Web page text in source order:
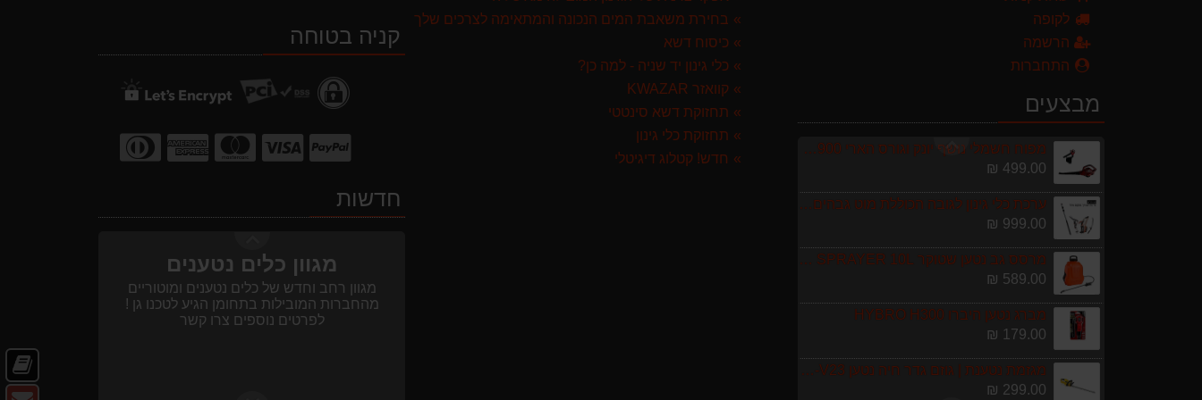
לקופה
הרשמה
התחברות
מבצעים119.00 ₪
מפוח חשמלי נושף יונק וגורס הארי HARRY LSN 2900
499.00 ₪
ערכת כלי גינון לגובה הכוללת מוט גבהים טלסקופי 5 מטר, מסור, תוכי ומספרי גבהים גדר חי גרלנד GARLAND באנדל האדסון
999.00 ₪
מרסס גב נטען שטוקר STOCKER BACKPACK SPRAYER 10L איטליה
589.00 ₪
מברג נטען היברו HYBRO H300
179.00 ₪
מגזמת נטענת | גוזם גדר חיה נטען GARLAND SET KEEPER 20V 252-V23 גוף בלבד
299.00 ₪
בחירת משאבת המים הנכונה והמתאימה לצרכים שלך
כיסוח דשא
כלי גינון יד שניה - למה כן?
קוואזר KWAZAR
תחזוקת דשא סינטטי
תחזוקת כלי גינון
חדש! קטלוג דיגיטלי
Waze
facebookקניה בטוחה
חדשות
בקטגוריות המבצעים באופן יומי
מגוון רחב וחדש של כלים נטענים ומוטוריים